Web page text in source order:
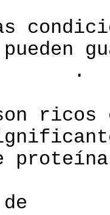
de .
ricos
de